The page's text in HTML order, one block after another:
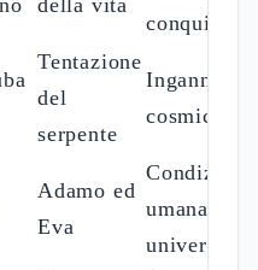
della vita
conquista
Tentazione
del
serpente
Inganno
cosmico
Adamo ed
Eva
Condizione
umana
universale